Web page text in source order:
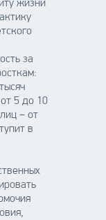
жизни
за
5 до 10
– от
в